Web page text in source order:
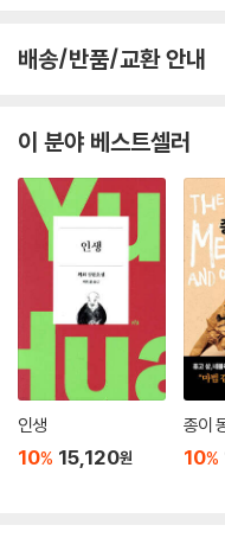
라지는 데 따라 그 설명과 판단
이 작품이 그리는 것은 이 인
인 것이 어떻게 인간의 영혼
는가 하는 것이다. 그리고 그
반봉건 사회로부터 여전히 봉
로, 더 나아가서는 신시기까
대된다. 봉건 사회의 음습한
워져 있는 것이고, 그 극복은
파괴되는 인간들 개개인은 한
동시에 그 피해자, 희생물이기
손쉽게 부정해버릴 수는 없다
없이 진정성이 들어 있는 것이
배송/반품/교환 안내
이 분야 베스트셀러
인생
10% 15,120원
종이
10%